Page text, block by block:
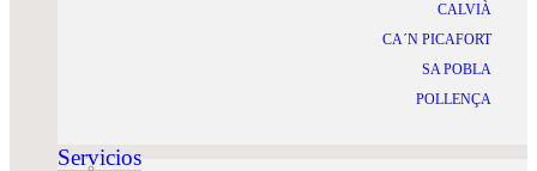
CALVIÀ
CA´N PICAFORT
SA POBLA
POLLENÇA
Servicios